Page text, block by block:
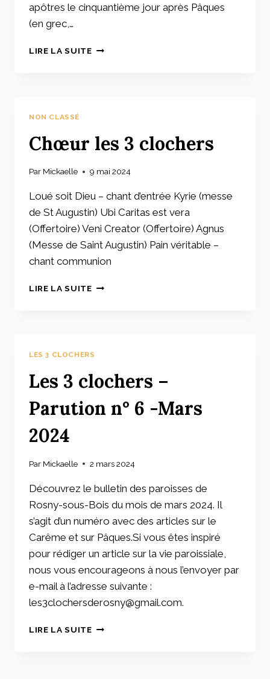
apôtres le cinquantième jour après Pâques
(en grec,…
LIRE LA SUITELES
2024
NON CLASSÉ
Chœur les 3 clochers
Par Mickaelle 9 mai 2024
Loué soit Dieu – chant d’entrée Kyrie (messe
de St Augustin) Ubi Caritas est vera
(Offertoire) Veni Creator (Offertoire) Agnus
(Messe de Saint Augustin) Pain véritable –
chant communion
LIRE LA SUITECHŒUR
LES 3 CLOCHERS
Les 3 clochers –
Parution n° 6 -Mars
2024
Par Mickaelle 2 mars 2024
Découvrez le bulletin des paroisses de
Rosny-sous-Bois du mois de mars 2024. Il
s’agit d’un numéro avec des articles sur le
Carême et sur Pâques.Si vous êtes inspiré
pour rédiger un article sur la vie paroissiale,
nous vous encourageons à nous l’envoyer par
e-mail à l’adresse suivante :
les3clochersderosny@gmail.com.
LIRE LA SUITELES